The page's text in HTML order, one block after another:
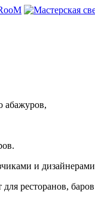
абажуров,
и
ресторанов,